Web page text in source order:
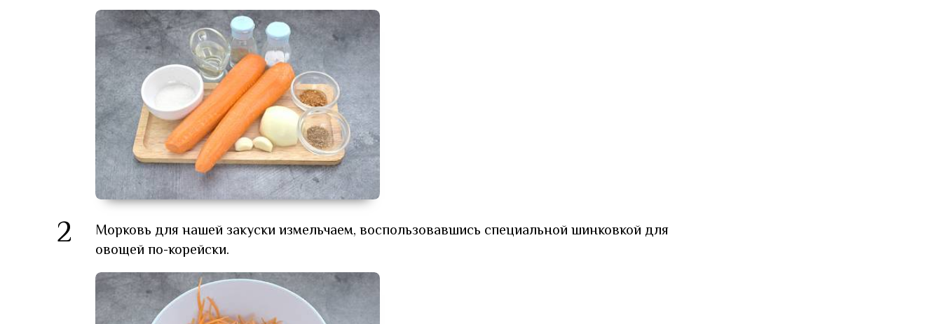
2
Морковь для нашей закуски измельчаем, воспользовавшись специальной шинковкой для
овощей по-корейски.